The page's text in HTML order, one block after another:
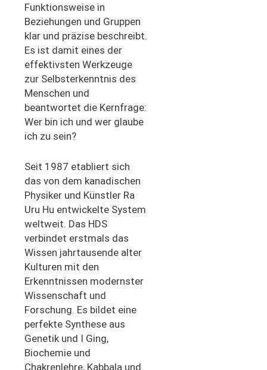
Funktionsweise in
Beziehungen und Gruppen
klar und präzise beschreibt.
Es ist damit eines der
effektivsten Werkzeuge
zur Selbsterkenntnis des
Menschen und
beantwortet die Kernfrage:
Wer bin ich und wer glaube
ich zu sein?
Seit 1987 etabliert sich
das von dem kanadischen
Physiker und Künstler Ra
Uru Hu entwickelte System
weltweit. Das HDS
verbindet erstmals das
Wissen jahrtausende alter
Kulturen mit den
Erkenntnissen modernster
Wissenschaft und
Forschung. Es bildet eine
perfekte Synthese aus
Genetik und I Ging,
Biochemie und
Chakrenlehre, Kabbala und